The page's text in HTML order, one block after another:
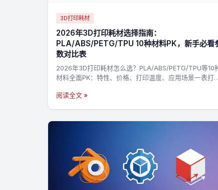
3D打印耗材
2026年3D打印耗材选择指南：
PLA/ABS/PETG/TPU 10种材料PK，新手必看
数对比表
2026年3D打印耗材怎么选？PLA/ABS/PETG/TPU等10
材料全面PK：特性、价格、打印温度、应用场景一表打
阅读全文 »